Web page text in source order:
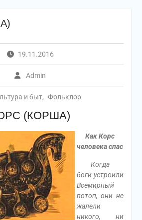
19.11.2016
Admin
и быт, Фольклор
(КОРША)
Как Корс
человека спас
Когда
боги устроили
Всемирный
потоп, они не
жалели
никого, ни